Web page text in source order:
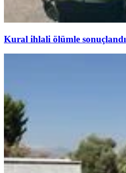
Kural ihlali ölümle sonuçlandı